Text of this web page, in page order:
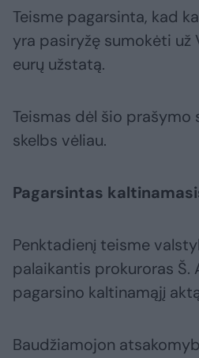
Teisme pagarsinta, kad
yra pasiryžę sumokėti už
eurų užstatą.
Teismas dėl šio prašymo
skelbs vėliau.
Pagarsintas
Penktadienį teisme
palaikantis prokuroras Š.
pagarsino kaltinamąjį
Baudžiamojon